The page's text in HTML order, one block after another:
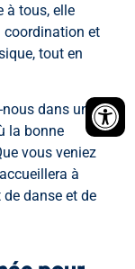
à tous, elle
coordination et
tout en
dans une
la bonne
vous veniez
à
danse et de